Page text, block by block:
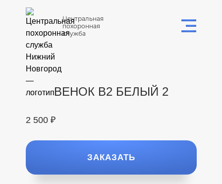
Центральная
похоронная
служба
ВЕНОК В2 БЕЛЫЙ 2
2 500 ₽
ЗАКАЗАТЬ